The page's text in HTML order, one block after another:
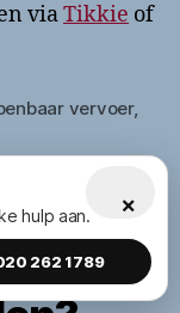
viaTikkie of
vervoer,
×
hulp aan.
262 1789